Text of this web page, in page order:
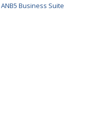
ANB5 Business Suite